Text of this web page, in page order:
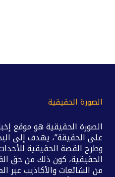
الصورة الحقيقية
الصورة الحقيقية هو موقع
على الحقيقة”، يهدف إلى
وطرح القصة الحقيقية
الحقيقية، كون ذلك من حق
من الشائعات والأكاذيب عبر